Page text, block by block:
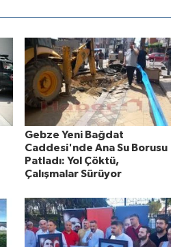
Gebze Yeni Bağdat
Caddesi'nde Ana Su Borusu
Patladı: Yol Çöktü,
Çalışmalar Sürüyor